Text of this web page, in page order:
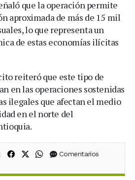
que la operación permite
aproximada de más de 15 mil
lo que representa un
de estas economías ilícitas
reiteró que este tipo de
en las operaciones sostenidas
ilegales que afectan el medio
en el norte del
Compartir en Facebook
Compartir en X (Twitter)
Compartir en WhatsApp
Comentarios